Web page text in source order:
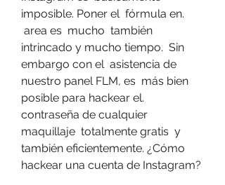
imposible. Poner el  fórmula en.
intrincado y mucho tiempo.  Sin
embargo con el  asistencia de
nuestro panel FLM, es  más bien
posible para hackear el.
contraseña de cualquier
maquillaje  totalmente gratis  y
también eficientemente. ¿Cómo
hackear una cuenta de Instagram?